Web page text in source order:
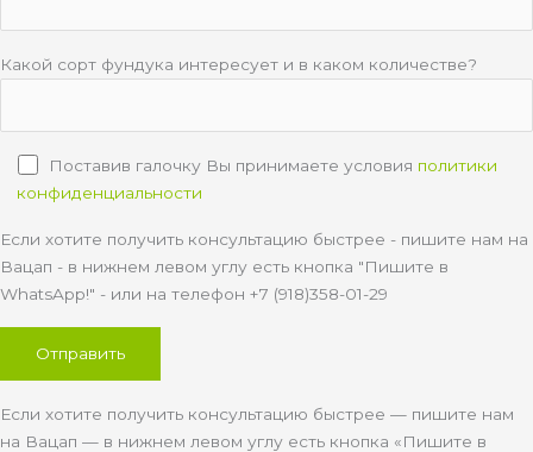
Какой сорт фундука интересует и в каком количестве?
Поставив галочку Вы принимаете условия политики
конфиденциальности
Если хотите получить консультацию быстрее - пишите нам на
Вацап - в нижнем левом углу есть кнопка "Пишите в
WhatsApp!" - или на телефон +7 (918)358-01-29
Если хотите получить консультацию быстрее — пишите нам
на Вацап — в нижнем левом углу есть кнопка «Пишите в